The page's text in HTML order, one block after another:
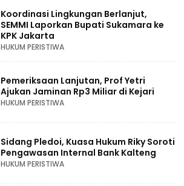
Koordinasi Lingkungan Berlanjut,
SEMMI Laporkan Bupati Sukamara ke
KPK Jakarta
HUKUM PERISTIWA
Pemeriksaan Lanjutan, Prof Yetri
Ajukan Jaminan Rp3 Miliar di Kejari
HUKUM PERISTIWA
Sidang Pledoi, Kuasa Hukum Riky Soroti
Pengawasan Internal Bank Kalteng
HUKUM PERISTIWA